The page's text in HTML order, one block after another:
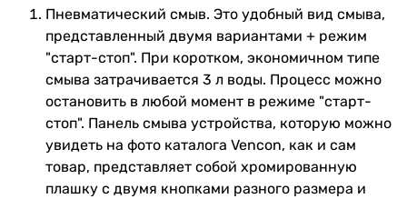
Цвет
прибора
Высота
инсталляции
1135 мм
Ширина
инсталляции
500 мм
Пневматический смыв. Это удобный вид смыва,
представленный двумя вариантами + режим
"старт-стоп". При коротком, экономичном типе
смыва затрачивается 3 л воды. Процесс можно
остановить в любой момент в режиме "старт-
стоп". Панель смыва устройства, которую можно
увидеть на фото каталога Vencon, как и сам
товар, представляет собой хромированную
плашку с двумя кнопками разного размера и